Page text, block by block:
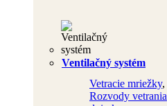
Ventilačný systém
Vetracie mriežky,
Rozvody vetrania